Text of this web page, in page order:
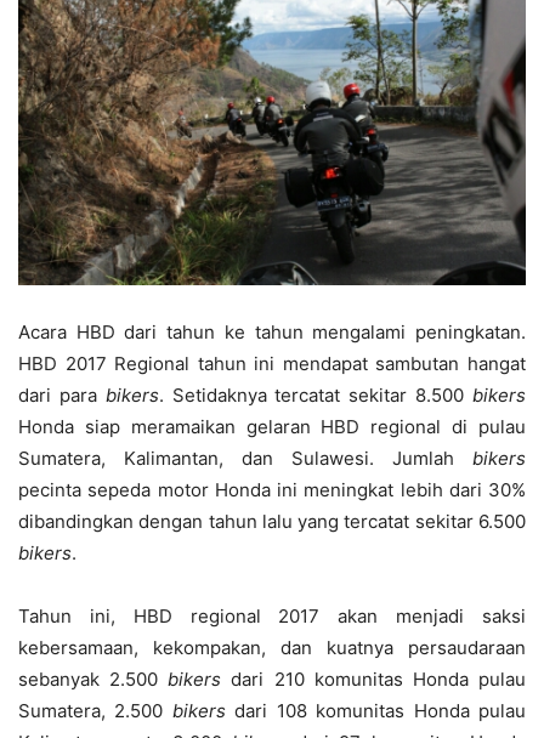
Acara HBD dari tahun ke tahun mengalami peningkatan.
HBD 2017 Regional tahun ini mendapat sambutan hangat
dari para bikers. Setidaknya tercatat sekitar 8.500bikers
Honda siap meramaikan gelaran HBD regional di pulau
Sumatera, Kalimantan, dan Sulawesi. Jumlah bikers
pecinta sepeda motor Honda ini meningkat lebih dari 30%
dibandingkan dengan tahun lalu yang tercatat sekitar 6.500
bikers.
Tahun ini, HBD regional 2017 akan menjadi saksi
kebersamaan, kekompakan, dan kuatnya persaudaraan
sebanyak 2.500bikers dari 210 komunitas Honda pulau
Sumatera, 2.500 bikers dari 108 komunitas Honda pulau